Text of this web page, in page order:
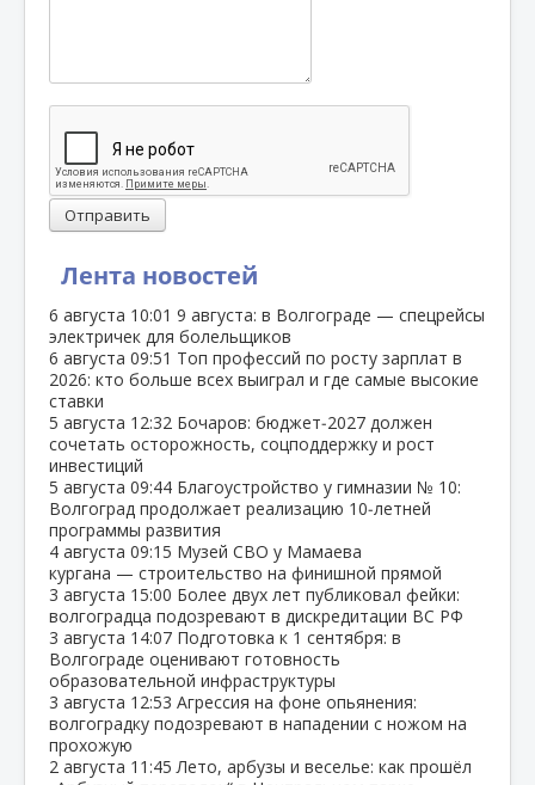
Лента новостей
6 августа 10:01 9 августа: в Волгограде — спецрейсы
электричек для болельщиков
6 августа 09:51 Топ профессий по росту зарплат в
2026: кто больше всех выиграл и где самые высокие
ставки
5 августа 12:32 Бочаров: бюджет‑2027 должен
сочетать осторожность, соцподдержку и рост
инвестиций
5 августа 09:44 Благоустройство у гимназии № 10:
Волгоград продолжает реализацию 10‑летней
программы развития
4 августа 09:15 Музей СВО у Мамаева
кургана — строительство на финишной прямой
3 августа 15:00 Более двух лет публиковал фейки:
волгоградца подозревают в дискредитации ВС РФ
3 августа 14:07 Подготовка к 1 сентября: в
Волгограде оценивают готовность
образовательной инфраструктуры
3 августа 12:53 Агрессия на фоне опьянения:
волгоградку подозревают в нападении с ножом на
прохожую
2 августа 11:45 Лето, арбузы и веселье: как прошёл
Отправить